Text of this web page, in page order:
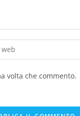
volta che commento.